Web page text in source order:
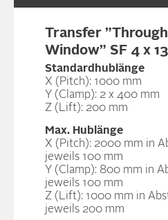
Transfer
Window” SF 4 x
Standardhublänge
X (Pitch): 1000 mm
Y (Clamp): 2 x 400 mm
Z (Lift): 200 mm
Max. Hublänge
X (Pitch): 2000 mm in
jeweils 100 mm
Y (Clamp): 800 mm in
jeweils 100 mm
Z (Lift): 1000 mm in
jeweils 200 mm